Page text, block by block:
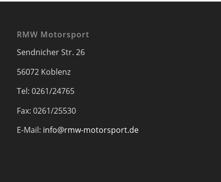
RMW Motorsport
Sendnicher Str. 26
56072 Koblenz
Tel: 0261/24765
Fax: 0261/25530
E-Mail: info@rmw-motorsport.de